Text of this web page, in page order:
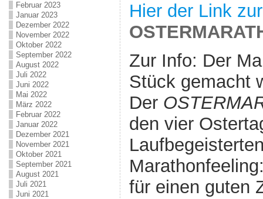
Februar 2023
Januar 2023
Dezember 2022
November 2022
Oktober 2022
September 2022
August 2022
Juli 2022
Juni 2022
Mai 2022
März 2022
Februar 2022
Januar 2022
Dezember 2021
November 2021
Oktober 2021
September 2021
August 2021
Juli 2021
Juni 2021
Hier der Link
Zur Info: Der
Stück gemacht
Der
den vier
für einen guten